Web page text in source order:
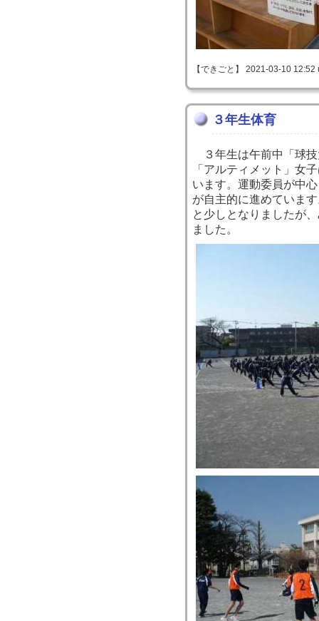
【できごと】 2021-03-10
３年生体育
３年生は午前中「球技
「アルティメット」女
います。運動委員が中
が自主的に進めていま
と少しとなりましたが
ました。